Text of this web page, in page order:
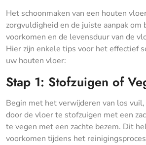
Het schoonmaken van een houten
zorgvuldigheid en de juiste aanpak om
voorkomen en de levensduur van de
Hier zijn enkele tips voor het effectief
uw houten vloer:
Stap 1: Stofzuigen of
Begin met het verwijderen van los
door de vloer te stofzuigen met een
te vegen met een zachte bezem. Dit
voorkomen tijdens het